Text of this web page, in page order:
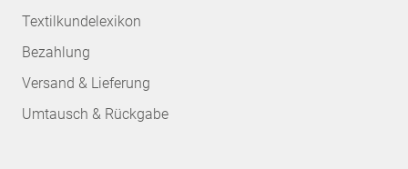
Textilkundelexikon
Bezahlung
Versand & Lieferung
Umtausch & Rückgabe